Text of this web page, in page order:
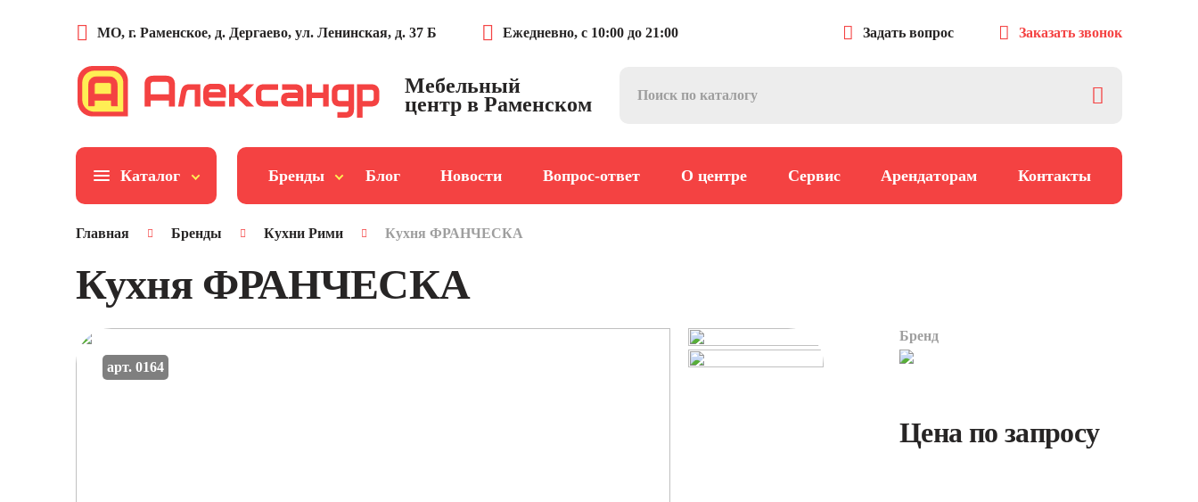
МО, г. Раменское, д. Дергаево, ул. Ленинская, д. 37 Б Ежедневно, с 10:00 до 21:00 Задать вопрос Заказать звонок
Мебельный
центр в Раменском
Каталог Бренды Блог Новости Вопрос-ответ О центре Сервис Арендаторам Контакты
Главная Бренды Кухни Рими Кухня ФРАНЧЕСКА
Кухня ФРАНЧЕСКА
арт. 0164
Бренд
Цена по запросу